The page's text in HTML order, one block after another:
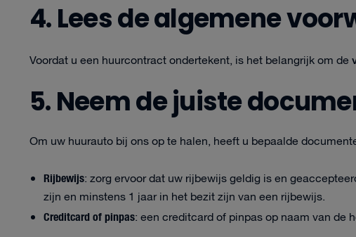
4. Lees de algemene
Voordat u een huurcontract ondertekent, is het belangrijk om de
5. Neem de juiste
Om uw huurauto bij ons op te halen, heeft u bepaalde
Rijbewijs: zorg ervoor dat uw rijbewijs geldig is en
zijn en minstens 1 jaar in het bezit zijn van een rijbewijs.
Creditcard of pinpas: een creditcard of pinpas op naam van de